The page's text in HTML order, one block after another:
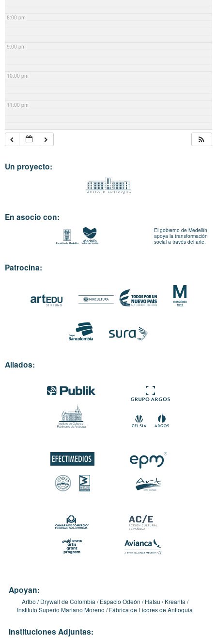
8:00 pm
9:00 pm
10:00 pm
11:00 pm
Un proyecto:
En asocio con:
El gobierno de Medellín
apoya la transformación
social a través del arte.
Patrocina:
Aliados:
Apoyan:
Artbo Drywall de Colombia Espacio Odeón Hatsu
Kreanta
Instituto Superio Mariano Moreno
Fábrica de Licores de Antioquia
Instituciones Adjuntas: